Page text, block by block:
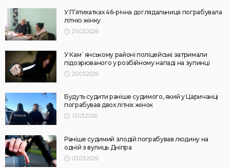
У П’ятихатках 46-річна доглядальниця пограбувала
літню жінку
25.03.2026
У Кам`янському районі поліцейські затримали
підозрюваного у розбійному нападі на зупинці
20.03.2026
Будуть судити раніше судимого, який у Царичанці
пограбував двох літніх жінок
13.03.2026
Раніше судимий злодій пограбував людину на
одній з вулиць Дніпра
03.03.2026